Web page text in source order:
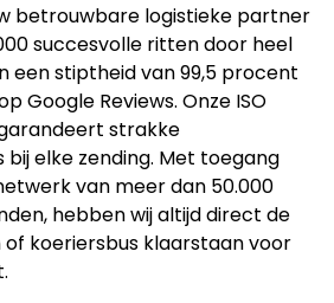
betrouwbare logistieke partner
succesvolle ritten door heel
een stiptheid van 99,5 procent
Google Reviews. Onze ISO
strakke
elke zending. Met toegang
van meer dan 50.000
hebben wij altijd direct de
koeriersbus klaarstaan voor